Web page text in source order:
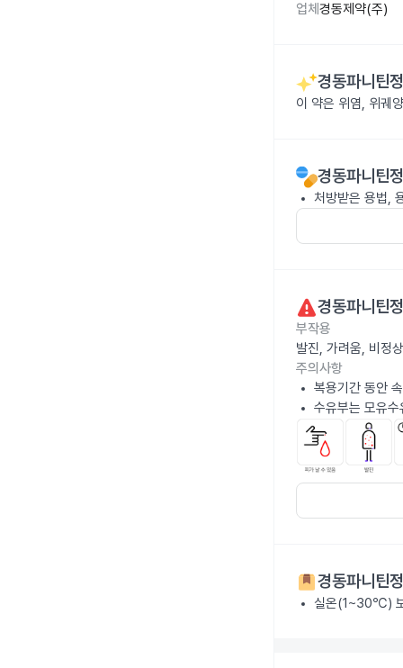
업체 경동제약(주)
경동파니틴
이 약은 위염, 위궤
경동파니틴
처방받은 용법,
경동파니틴
부작용
발진, 가려움, 비정
주의사항
복용기간 동안
수유부는 모유
경동파니틴
실온(1~30℃)